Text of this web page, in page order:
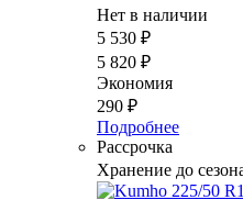
Нет в наличии
5 530 ₽
5 820 ₽
Экономия
290 ₽
Подробнее
Рассрочка
Хранение до